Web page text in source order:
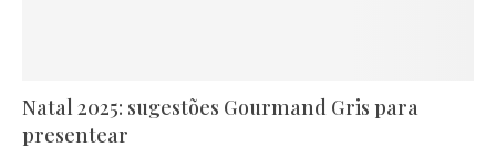
Natal 2025: sugestões Gourmand Gris para
presentear